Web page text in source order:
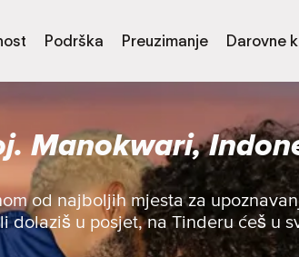
Podrška Preuzimanje Darovne
Manokwari,
od najboljih mjesta za
dolaziš u posjet, na Tinderu ćeš u